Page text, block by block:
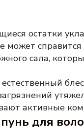
остатки
может
сала,
активные
для